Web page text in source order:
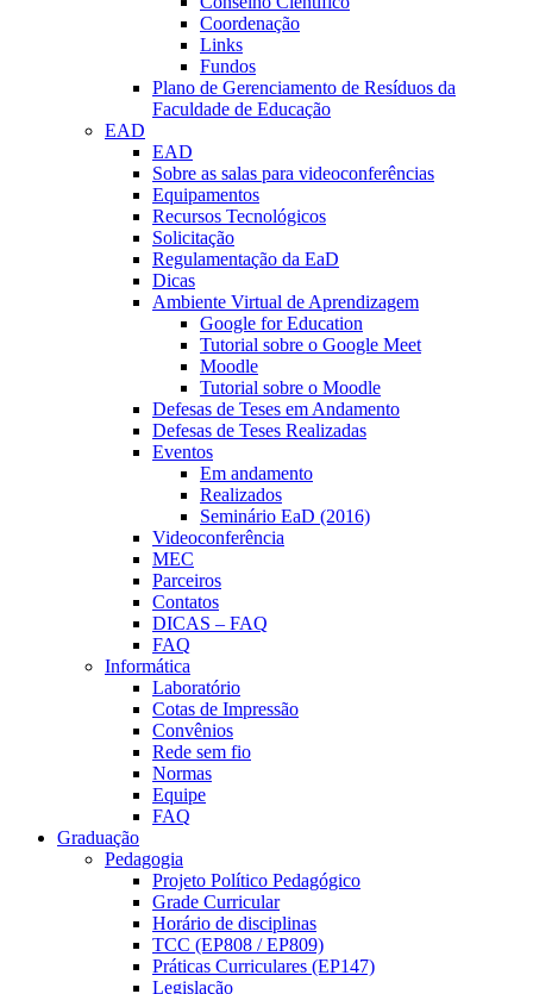
Coordenação
Links
Fundos
Plano de Gerenciamento de Resíduos da
Faculdade de Educação
EAD
EAD
Sobre as salas para videoconferências
Equipamentos
Recursos Tecnológicos
Solicitação
Regulamentação da EaD
Dicas
Ambiente Virtual de Aprendizagem
Google for Education
Tutorial sobre o Google Meet
Moodle
Tutorial sobre o Moodle
Defesas de Teses em Andamento
Defesas de Teses Realizadas
Eventos
Em andamento
Realizados
Seminário EaD (2016)
Videoconferência
MEC
Parceiros
Contatos
DICAS – FAQ
FAQ
Informática
Laboratório
Cotas de Impressão
Convênios
Rede sem fio
Normas
Equipe
FAQ
Graduação
Pedagogia
Projeto Político Pedagógico
Grade Curricular
Horário de disciplinas
TCC (EP808 / EP809)
Práticas Curriculares (EP147)
Legislação